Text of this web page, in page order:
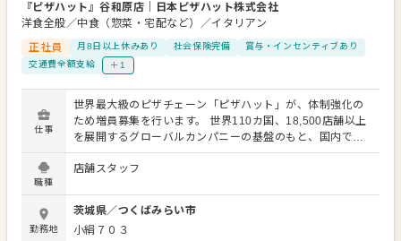
『ピザハット』谷和原店
日本ピザハット株式会社
洋食全般／中食（惣菜・宅配など）／イタリアン
正社員
月8日以上休みあり 社会保険完備
賞与・インセンティブあり
交通費全額支給
＋1
仕事
世界最大級のピザチェーン「ピザハット」が、体制強化の
ため増員募集を行います。 世界110カ国、18,500店舗以上
を展開するグローバルカンパニーの基盤のもと、国内でも
毎年50店舗の新規出店を計画中。高まるデリバリー需要を
追い風に成長を続けています。 【仕事内容】 入社後はまず
富で、最短1年での昇格実績も。 店長経験後は、複数店舗
を統括するスーパーバイザー、または本社（サポートセン
職種
店舗スタッフ
勤務地
茨城県／つくばみらい市
小絹７０３